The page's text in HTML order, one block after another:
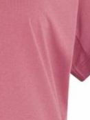
vielseitiger